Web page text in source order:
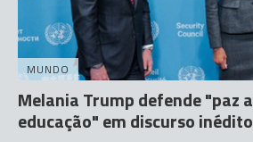
MUNDO
Melania Trump defende "paz
educação" em discurso